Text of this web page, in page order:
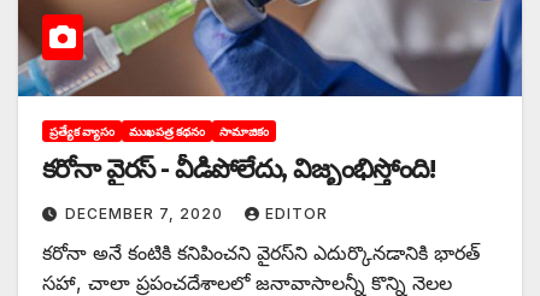
ప్రత్యేక వ్యాసం ముఖపత్ర కథనం సామాజికం
కరోనా వైరస్ ‌- వీడిపోలేదు, విజృంభిస్తోంది!
DECEMBER 7, 2020 EDITOR
కరోనా అనే కంటికి కనిపించని వైరస్‌ని ఎదుర్కొనడానికి భారత్‌
‌సహా, చాలా ప్రపంచదేశాలలో జనావాసాలన్నీ కొన్ని నెలల